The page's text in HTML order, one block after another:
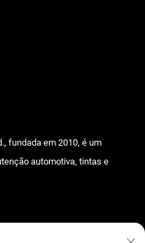
fundada em 2010, é um
automotiva, tintas e